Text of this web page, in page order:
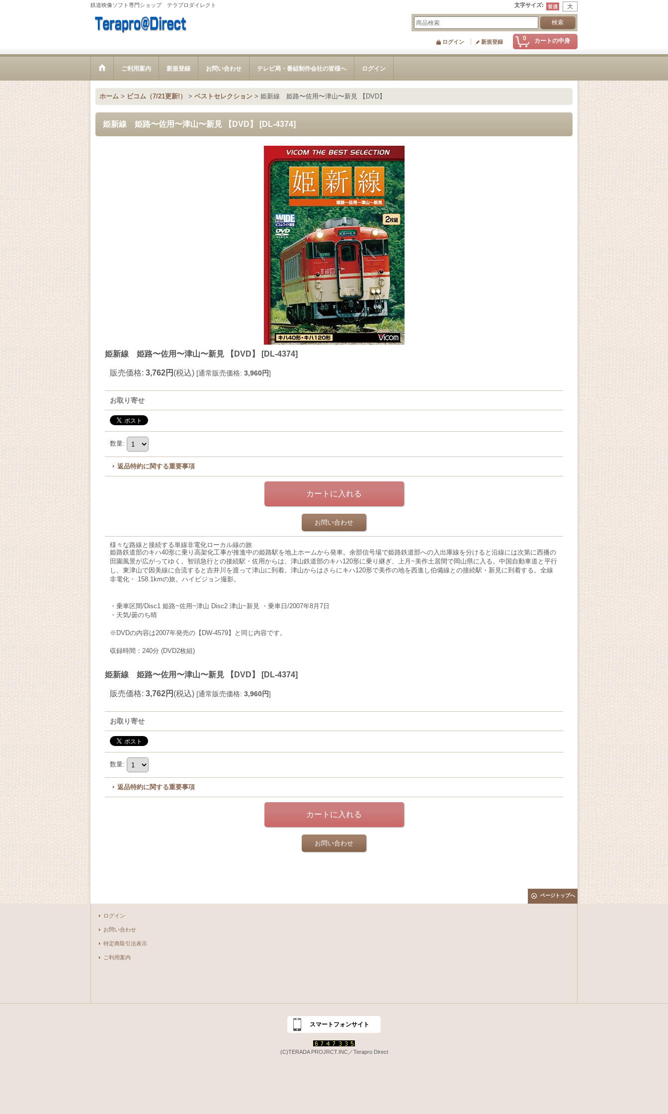
鉄道映像ソフト専門ショップ テラプロダイレクト 文字サイズ:
0 カートの中身
ログイン 新規登録
ご利用案内 新規登録 お問い合わせ テレビ局・番組制作会社の皆様へ ログイン
ホーム > ビコム（7/21更新!） > ベストセレクション > 姫新線 姫路〜佐用〜津山〜新見 【DVD】
姫新線 姫路〜佐用〜津山〜新見 【DVD】 [DL-4374]
姫新線 姫路〜佐用〜津山〜新見 【DVD】 [DL-4374]
販売価格: 3,762円 (税込) [通常販売価格: 3,960円]
お取り寄せ
数量:
返品特約に関する重要事項
お問い合わせ
様々な路線と接続する単線非電化ローカル線の旅
姫路鉄道部のキハ40形に乗り高架化工事が推進中の姫路駅を地上ホームから発車。余部信号場で姫路鉄道部への入出庫線を分けると沿線には次第に西播の
田園風景が広がってゆく。智頭急行との接続駅・佐用からは、津山鉄道部のキハ120形に乗り継ぎ、上月~美作土居間で岡山県に入る。中国自動車道と平行
し、東津山で因美線に合流すると吉井川を渡って津山に到着。津山からはさらにキハ120形で美作の地を西進し伯備線との接続駅・新見に到着する。全線
非電化・ 158.1kmの旅。ハイビジョン撮影。
・乗車区間/Disc1 姫路~佐用~津山 Disc2 津山~新見 ・乗車日/2007年8月7日
・天気/曇のち晴
※DVDの内容は2007年発売の【DW-4579】と同じ内容です。
収録時間：240分 (DVD2枚組)
姫新線 姫路〜佐用〜津山〜新見 【DVD】 [DL-4374]
販売価格: 3,762円 (税込) [通常販売価格: 3,960円]
お取り寄せ
数量:
返品特約に関する重要事項
お問い合わせ
ページトップへ
ログイン
お問い合わせ
特定商取引法表示
ご利用案内
スマートフォンサイト
(C)TERADA PROJRCT.INC／Terapro Direct